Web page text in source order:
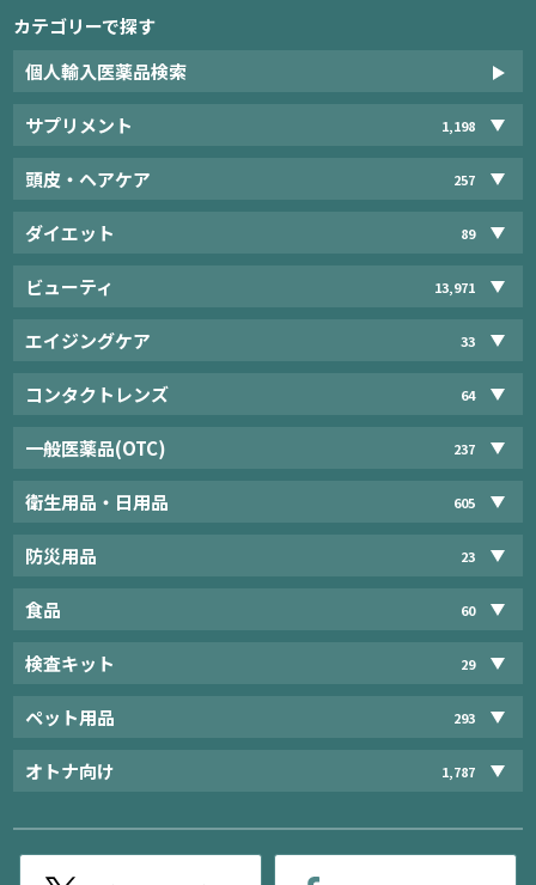
カテゴリーで探す
個人輸入医薬品検索
サプリメント 1,198
頭皮・ヘアケア 257
ダイエット 89
ビューティ 13,971
エイジングケア 33
コンタクトレンズ 64
一般医薬品(OTC) 237
衛生用品・日用品 605
防災用品 23
食品 60
検査キット 29
ペット用品 293
オトナ向け 1,787